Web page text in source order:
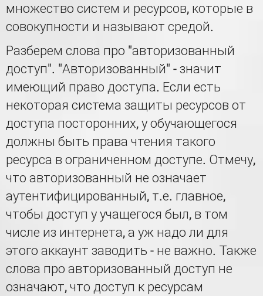
множество систем и ресурсов, которые в
совокупности и называют средой.
Разберем слова про "авторизованный
доступ". "Авторизованный" - значит
имеющий право доступа. Если есть
некоторая система защиты ресурсов от
доступа посторонних, у обучающегося
должны быть права чтения такого
ресурса в ограниченном доступе. Отмечу,
что авторизованный не означает
аутентифицированный, т.е. главное,
чтобы доступ у учащегося был, в том
числе из интернета, а уж надо ли для
этого аккаунт заводить - не важно. Также
слова про авторизованный доступ не
означают, что доступ к ресурсам